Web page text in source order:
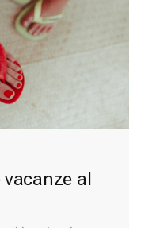
al